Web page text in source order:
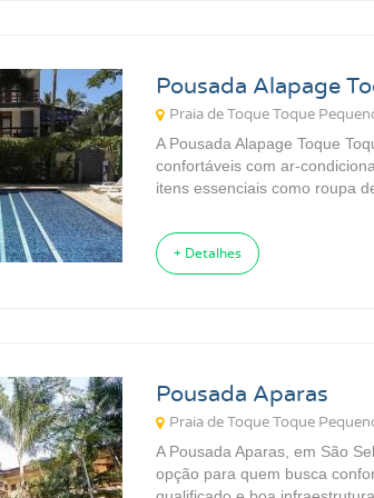
SC
SP
Pousada Alapage
Praia de Toque Toque
A Pousada Alapage Toque
confortáveis com ar-
itens essenciais como roupa
+ Detalhes
Pousada Aparas
Praia de Toque Toque
A Pousada Aparas, em São
opção para quem busca